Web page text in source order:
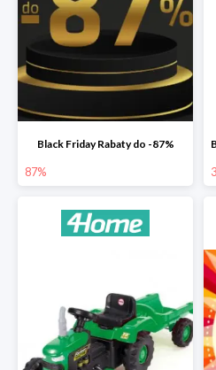
Black Friday Rabaty do -87%
87%